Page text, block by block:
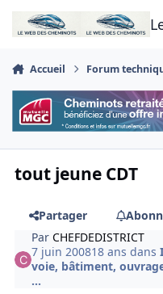
Aller au contenu
Accueil Forum
tout jeune CDT
Partager
ParCHEFDEDISTRICT
7 juin 200818 ans dans
voie, bâtiment,
...